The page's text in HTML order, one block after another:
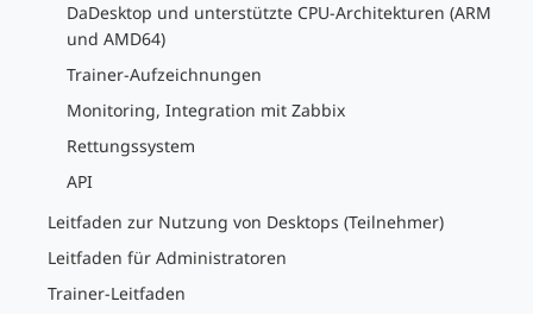
DaDesktop und unterstützte CPU-Architekturen (ARM
und AMD64)
Trainer-Aufzeichnungen
Monitoring, Integration mit Zabbix
Rettungssystem
API
Leitfaden zur Nutzung von Desktops (Teilnehmer)
Leitfaden für Administratoren
Trainer-Leitfaden